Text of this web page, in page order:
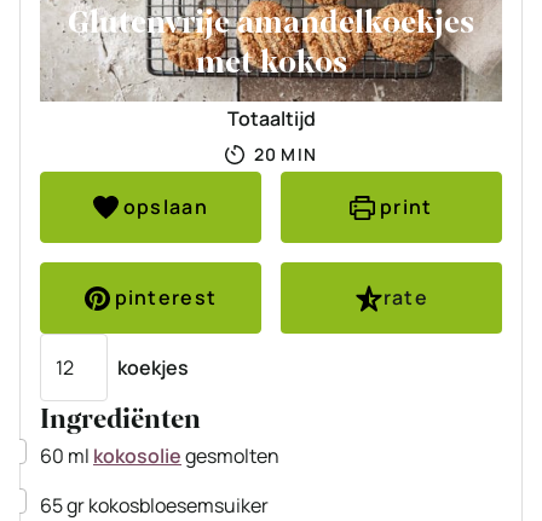
Glutenvrije amandelkoekjes
met kokos
Totaaltijd
20 MINUTEN
MIN
opslaan print
pinterest
rate
koekjes
Ingrediënten
▢
60 ml kokosoliegesmolten
▢
65grkokosbloesemsuiker